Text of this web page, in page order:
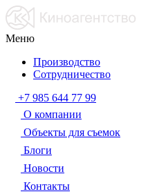
Меню
Производство
Сотрудничество
+7 985 644 77 99
О компании
Объекты для съемок
Блоги
Новости
Контакты